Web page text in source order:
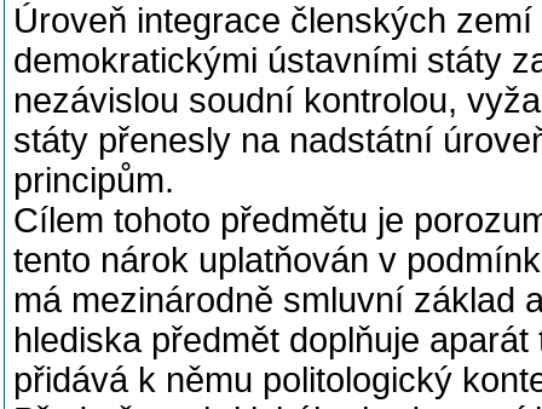
Úroveň integrace členských
demokratickými ústavními státy
nezávislou soudní kontrolou,
státy přenesly na nadstátní
principům.
Cílem tohoto předmětu je
tento nárok uplatňován v
má mezinárodně smluvní základ
hlediska předmět doplňuje
přidává k němu politologický